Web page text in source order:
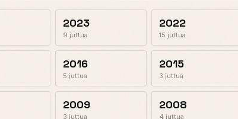
2023
9 juttua
2022
15 juttua
2016
5 juttua
2015
3 juttua
2009
3 juttua
2008
4 juttua